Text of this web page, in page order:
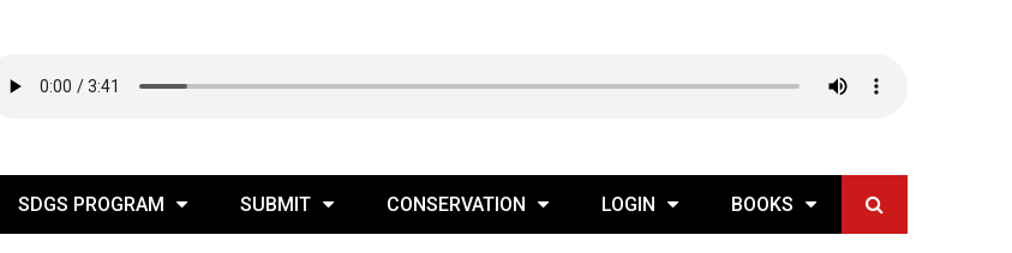
SDGS PROGRAM SUBMIT CONSERVATION LOGIN BOOKS